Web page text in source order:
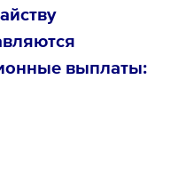
выплаты: